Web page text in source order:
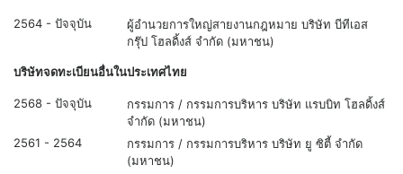
2564 - ปัจจุบัน
ผู้อำนวยการใหญ่สายงานกฎหมาย บริษัท บีทีเอส
กรุ๊ป โฮลดิ้งส์ จำกัด (มหาชน)
บริษัทจดทะเบียนอื่นในประเทศไทย
2568 - ปัจจุบัน
กรรมการ / กรรมการบริหาร บริษัท แรบบิท โฮลดิ้งส์
จำกัด (มหาชน)
2561 - 2564
กรรมการ / กรรมการบริหาร บริษัท ยู ซิตี้ จำกัด
(มหาชน)